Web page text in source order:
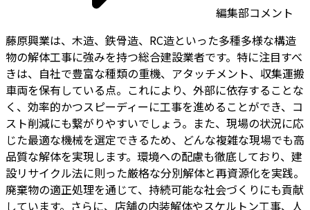
編集部コメント
藤原興業は、木造、鉄骨造、RC造といった多種多様な構造
物の解体工事に強みを持つ総合建設業者です。特に注目すべ
きは、自社で豊富な種類の重機、アタッチメント、収集運搬
車両を保有している点。これにより、外部に依存することな
く、効率的かつスピーディーに工事を進めることができ、コ
スト削減にも繋がりやすいでしょう。また、現場の状況に応
じた最適な機械を選定できるため、どんな複雑な現場でも高
品質な解体を実現します。環境への配慮も徹底しており、建
設リサイクル法に則った厳格な分別解体と再資源化を実践。
廃棄物の適正処理を通じて、持続可能な社会づくりにも貢献
しています。さらに、店舗の内装解体やスケルトン工事、人